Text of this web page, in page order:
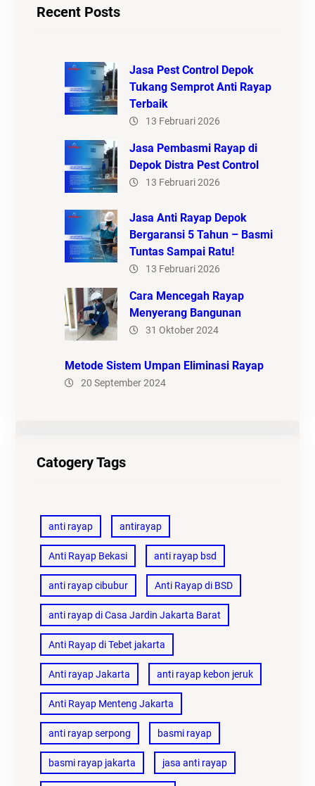
Recent Posts
Jasa Pest Control Depok
Tukang Semprot Anti Rayap
Terbaik
13 Februari 2026
Jasa Pembasmi Rayap di
Depok Distra Pest Control
13 Februari 2026
Jasa Anti Rayap Depok
Bergaransi 5 Tahun – Basmi
Tuntas Sampai Ratu!
13 Februari 2026
Cara Mencegah Rayap
Menyerang Bangunan
31 Oktober 2024
Metode Sistem Umpan Eliminasi Rayap
20 September 2024
Catogery Tags
anti rayap antirayap
Anti Rayap Bekasi anti rayap bsd
anti rayap cibubur Anti Rayap di BSD
anti rayap di Casa Jardin Jakarta Barat
Anti Rayap di Tebet jakarta
Anti rayap Jakarta anti rayap kebon jeruk
Anti Rayap Menteng Jakarta
anti rayap serpong basmi rayap
basmi rayap jakarta jasa anti rayap